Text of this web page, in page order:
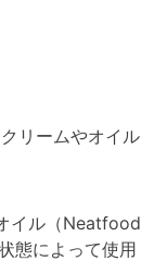
リームやオイル
イル（Neatfood
態によって使用